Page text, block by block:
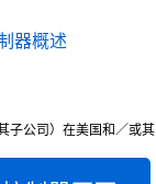
器概述
子公司）在美国和／或